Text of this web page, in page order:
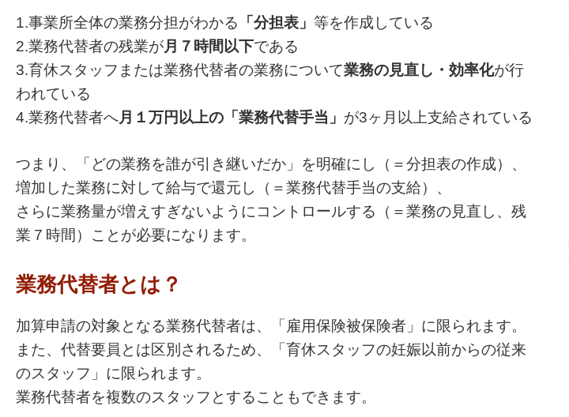
1.事業所全体の業務分担がわかる 「分担表」 等を作成している
2.業務代替者の残業が月７時間以下である
3.育休スタッフまたは業務代替者の業務について業務の見直し・効率化が行
われている
4.業務代替者へ月１万円以上の「業務代替手当」 が3ヶ月以上支給されている
つまり、「どの業務を誰が引き継いだか」を明確にし（＝分担表の作成）、
増加した業務に対して給与で還元し（＝業務代替手当の支給）、
さらに業務量が増えすぎないようにコントロールする（＝業務の見直し、残
業７時間）ことが必要になります。
業務代替者とは？
加算申請の対象となる業務代替者は、「雇用保険被保険者」に限られます。
また、代替要員とは区別されるため、「育休スタッフの妊娠以前からの従来
のスタッフ」に限られます。
業務代替者を複数のスタッフとすることもできます。